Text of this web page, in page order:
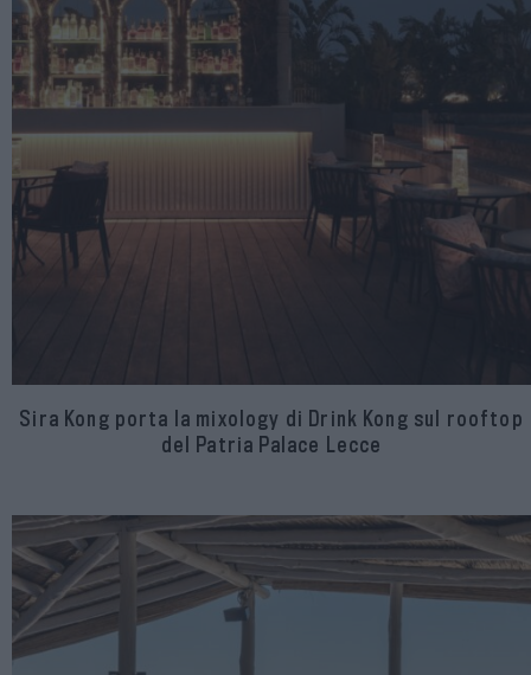
Sira Kong porta la mixology di Drink Kong sul rooftop
del Patria Palace Lecce